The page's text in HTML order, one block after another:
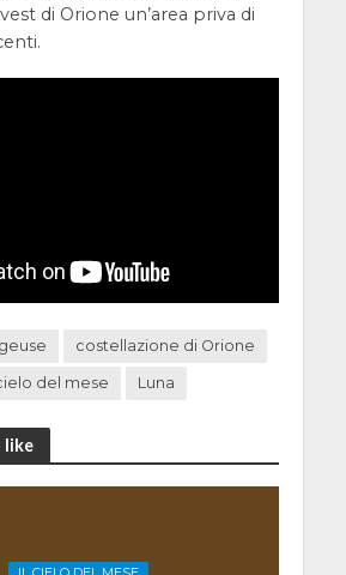
di Orione un’area priva di
costellazione di Orione
del mese Luna
like